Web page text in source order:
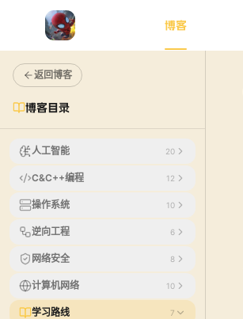
博客
返回博客
博客目录
人工智能 20
C&C++编程 12
操作系统 10
逆向工程 6
网络安全 8
计算机网络 10
学习路线 7